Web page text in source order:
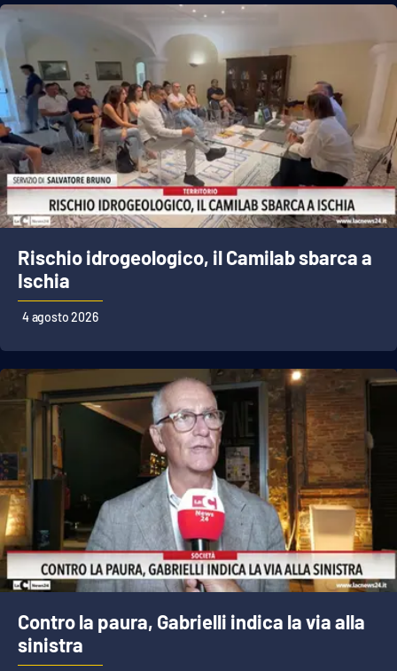
Rischio idrogeologico, il Camilab sbarca a
Ischia
4 agosto 2026
Contro la paura, Gabrielli indica la via alla
sinistra